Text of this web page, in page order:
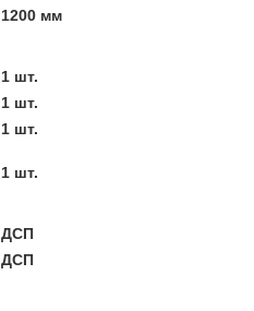
1200 мм
1 шт.
1 шт.
1 шт.
1 шт.
ДСП
ДСП